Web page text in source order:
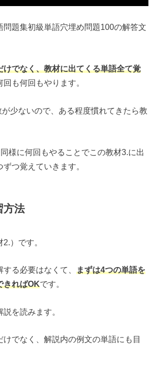
問題集初級単語穴埋め問題100の解答文
けでなく、教材に出てくる単語全て覚
回も何回もやります。
少ないので、ある程度慣れてきたら教
様に何回もやることでこの教材3.に出
つ覚えていきます。
方法
2.）です。
する必要はなくて、まずは4つの単語を
きればOKです。
を読みます。
けでなく、解説内の例文の単語にも目